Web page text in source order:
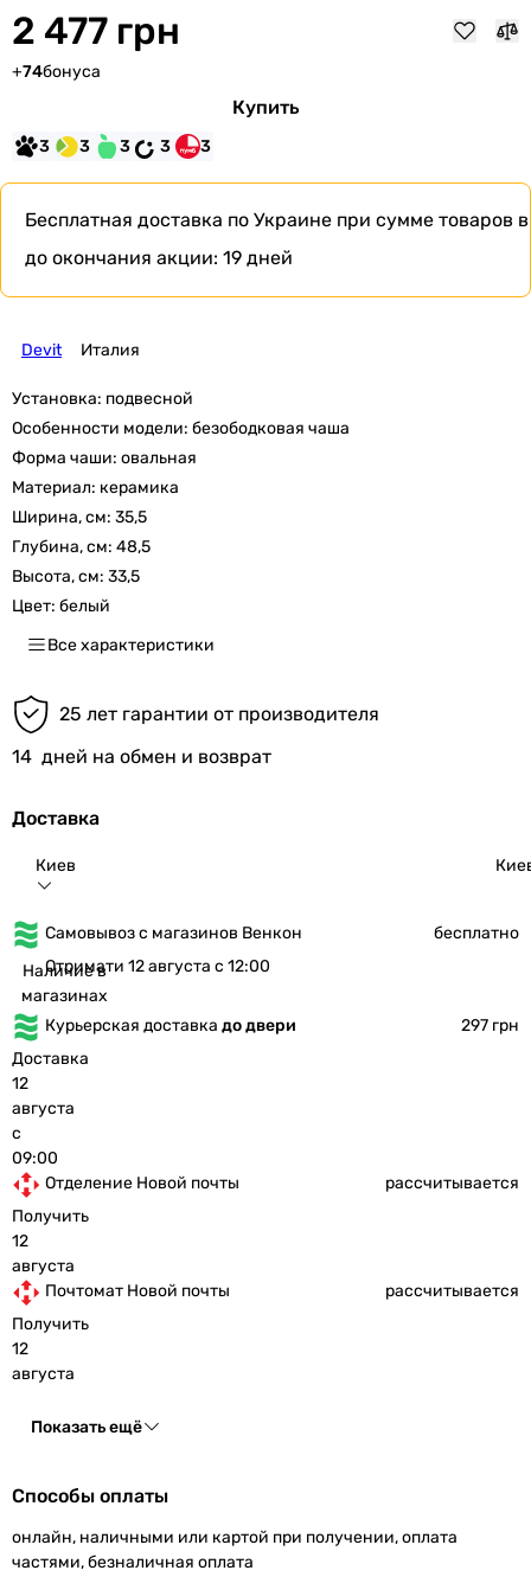
2 477 грн
+74бонуса
Купить
3 3 3 3 3
Бесплатная доставка по Украине при сумме товаров
до окончания акции: 19 дней
Devit Италия
Установка: подвесной
Особенности модели: безободковая чаша
Форма чаши: овальная
Материал: керамика
Ширина, см: 35,5
Глубина, см: 48,5
Высота, см: 33,5
Цвет: белый
Все характеристики
25 лет гарантии от производителя
14 дней на обмен и возврат
Доставка
Киев
Самовывоз с магазинов Венкон
бесплатно
Наличие в
магазинах
Отримати 12 августа с 12:00
Курьерская доставка до двери
297 грн
Доставка
12
августа
с
09:00
Отделение Новой почты
рассчитывается
Получить
12
августа
Почтомат Новой почты
рассчитывается
Получить
12
августа
Показать ещё
Способы оплаты
онлайн, наличными или картой при получении, оплата
частями, безналичная оплата